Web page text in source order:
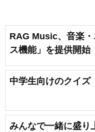
RAG Music、音楽
ス機能」を提供開始
中学生向けのクイズ
みんなで一緒に盛り